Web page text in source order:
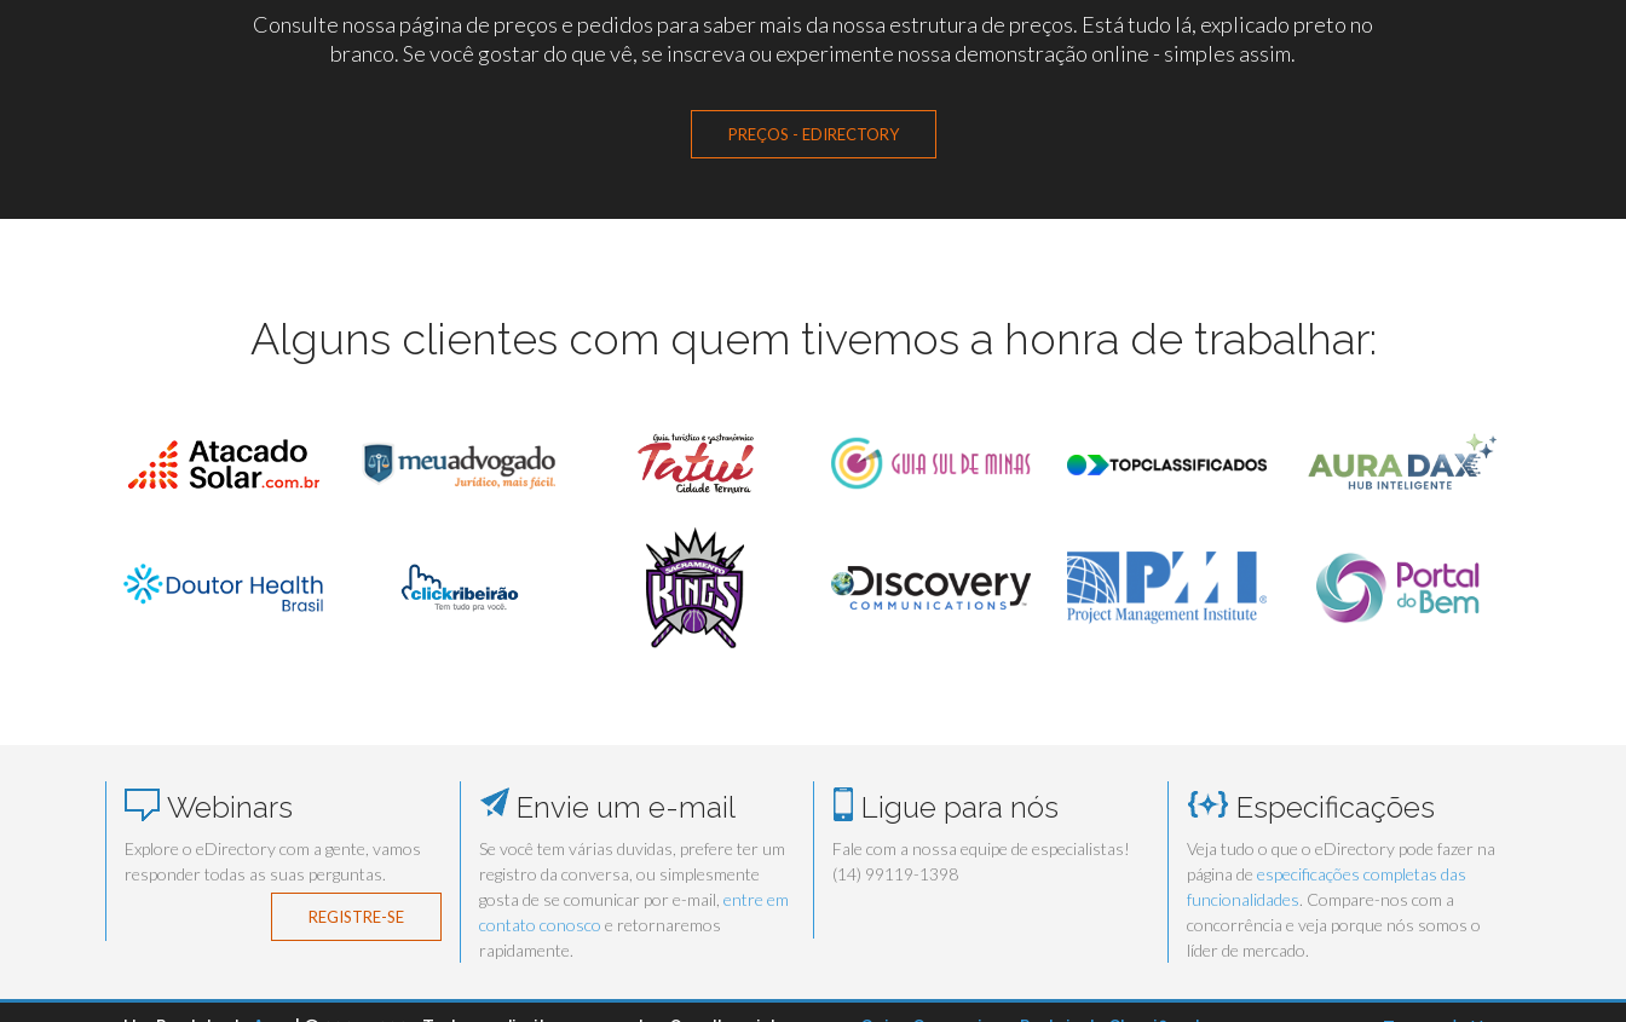
Consulte nossa página de preços e pedidos para saber mais da nossa estrutura de preços. Está tudo lá, explicado preto no
branco. Se você gostar do que vê, se inscreva ou experimente nossa demonstração online - simples assim.
PREÇOS - EDIRECTORY
Alguns clientes com quem tivemos a honra de trabalhar:
Webinars
Explore o eDirectory com a gente, vamos
responder todas as suas perguntas.
REGISTRE-SE
Envie um e-mail
Se você tem várias duvidas, prefere ter um
registro da conversa, ou simplesmente
gosta de se comunicar por e-mail, entre em
contato conosco e retornaremos
rapidamente.
Ligue para nós
Fale com a nossa equipe de especialistas!
(14) 99119-1398
Especificações
Veja tudo o que o eDirectory pode fazer na
página de especificações completas das
funcionalidades. Compare-nos com a
concorrência e veja porque nós somos o
líder de mercado.